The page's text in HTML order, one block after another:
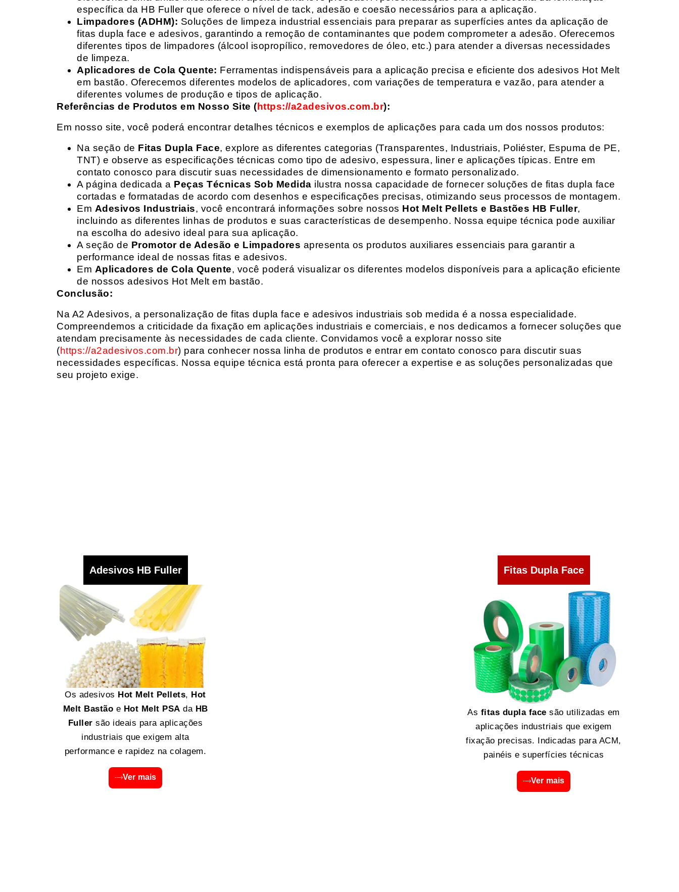
específica da HB Fuller que oferece o nível de tack, adesão e coesão necessários para a aplicação.
Limpadores (ADHM): Soluções de limpeza industrial essenciais para preparar as superfícies antes da aplicação de
fitas dupla face e adesivos, garantindo a remoção de contaminantes que podem comprometer a adesão. Oferecemos
diferentes tipos de limpadores (álcool isopropílico, removedores de óleo, etc.) para atender a diversas necessidades
de limpeza.
Aplicadores de Cola Quente: Ferramentas indispensáveis para a aplicação precisa e eficiente dos adesivos Hot Melt
em bastão. Oferecemos diferentes modelos de aplicadores, com variações de temperatura e vazão, para atender a
diferentes volumes de produção e tipos de aplicação.
Referências de Produtos em Nosso Site (https://a2adesivos.com.br):
Em nosso site, você poderá encontrar detalhes técnicos e exemplos de aplicações para cada um dos nossos produtos:
Na seção de Fitas Dupla Face, explore as diferentes categorias (Transparentes, Industriais, Poliéster, Espuma de PE,
TNT) e observe as especificações técnicas como tipo de adesivo, espessura, liner e aplicações típicas. Entre em
contato conosco para discutir suas necessidades de dimensionamento e formato personalizado.
A página dedicada a Peças Técnicas Sob Medida ilustra nossa capacidade de fornecer soluções de fitas dupla face
cortadas e formatadas de acordo com desenhos e especificações precisas, otimizando seus processos de montagem.
Em Adesivos Industriais, você encontrará informações sobre nossos Hot Melt Pellets e Bastões HB Fuller,
incluindo as diferentes linhas de produtos e suas características de desempenho. Nossa equipe técnica pode auxiliar
na escolha do adesivo ideal para sua aplicação.
A seção de Promotor de Adesão e Limpadores apresenta os produtos auxiliares essenciais para garantir a
performance ideal de nossas fitas e adesivos.
Em Aplicadores de Cola Quente, você poderá visualizar os diferentes modelos disponíveis para a aplicação eficiente
de nossos adesivos Hot Melt em bastão.
Conclusão:
Na A2 Adesivos, a personalização de fitas dupla face e adesivos industriais sob medida é a nossa especialidade.
Compreendemos a criticidade da fixação em aplicações industriais e comerciais, e nos dedicamos a fornecer soluções que
atendam precisamente às necessidades de cada cliente. Convidamos você a explorar nosso site
(https://a2adesivos.com.br) para conhecer nossa linha de produtos e entrar em contato conosco para discutir suas
necessidades específicas. Nossa equipe técnica está pronta para oferecer a expertise e as soluções personalizadas que
seu projeto exige.
Adesivos HB Fuller
Os adesivos Hot Melt Pellets, Hot
Melt Bastão e Hot Melt PSA da HB
Fuller são ideais para aplicações
industriais que exigem alta
performance e rapidez na colagem.
Ver mais
Fitas Dupla Face
As fitas dupla face são utilizadas em
aplicações industriais que exigem
fixação precisas. Indicadas para ACM,
painéis e superfícies técnicas
Ver mais